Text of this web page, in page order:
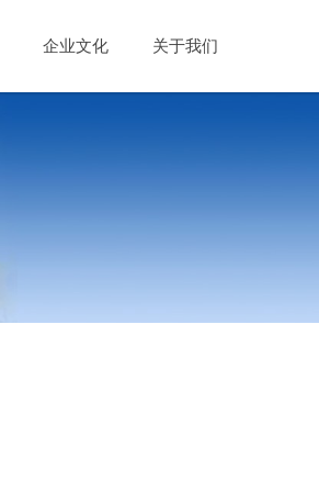
企业文化 关于我们